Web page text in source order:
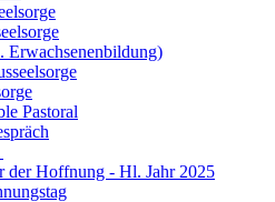
Pastoral
der Hoffnung - Hl. Jahr 2025